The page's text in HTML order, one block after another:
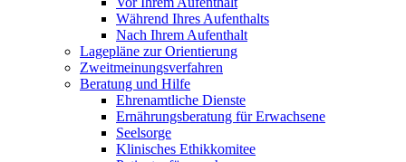
Während Ihres Aufenthalts
Nach Ihrem Aufenthalt
Lagepläne zur Orientierung
Zweitmeinungsverfahren
Beratung und Hilfe
Ehrenamtliche Dienste
Ernährungsberatung für Erwachsene
Seelsorge
Klinisches Ethikkomitee